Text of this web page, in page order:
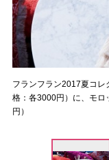
フランフラン2017夏コレ
格：各3000円）に、モロ
円）